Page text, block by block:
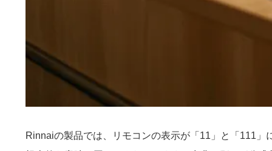
Rinnaiの製品では、リモコンの表示が「11」と「111